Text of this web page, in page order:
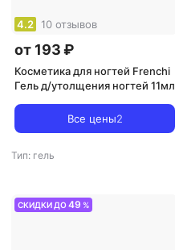
4.2 10 отзывов
от 193 ₽
Косметика для ногтей Frenchi
Гель д/утолщения ногтей 11мл
Все цены2
Тип: гель
СКИДКИ ДО49 %